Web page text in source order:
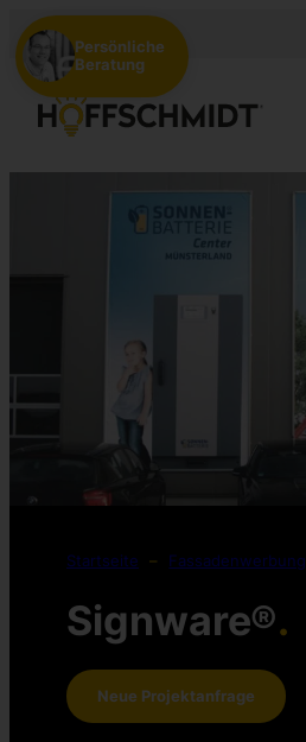
DE EN
Startseite – Fassadenwerbung
Signware®.
Neue Projektanfrage
Persönliche
Beratung